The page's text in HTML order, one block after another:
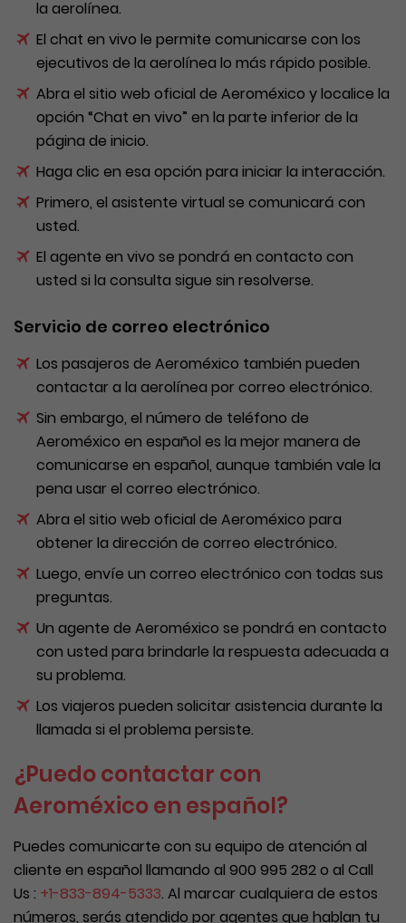
la aerolínea.
El chat en vivo le permite comunicarse con los
ejecutivos de la aerolínea lo más rápido posible.
Abra el sitio web oficial de Aeroméxico y localice la
opción “Chat en vivo” en la parte inferior de la
página de inicio.
Haga clic en esa opción para iniciar la interacción.
Primero, el asistente virtual se comunicará con
usted.
El agente en vivo se pondrá en contacto con
usted si la consulta sigue sin resolverse.
Servicio de correo electrónico
Los pasajeros de Aeroméxico también pueden
contactar a la aerolínea por correo electrónico.
Sin embargo, el número de teléfono de
Aeroméxico en español es la mejor manera de
comunicarse en español, aunque también vale la
pena usar el correo electrónico.
Abra el sitio web oficial de Aeroméxico para
obtener la dirección de correo electrónico.
Luego, envíe un correo electrónico con todas sus
preguntas.
Un agente de Aeroméxico se pondrá en contacto
con usted para brindarle la respuesta adecuada a
su problema.
Los viajeros pueden solicitar asistencia durante la
llamada si el problema persiste.
¿Puedo contactar con
Aeroméxico en español?
Puedes comunicarte con su equipo de atención al
cliente en español llamando al 900 995 282 o al Call
Us : +1-833-894-5333. Al marcar cualquiera de estos
números, serás atendido por agentes que hablan tu